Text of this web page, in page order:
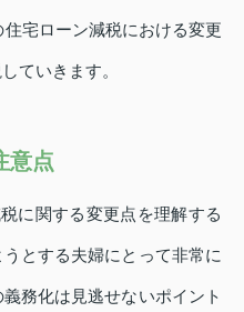
宅ローン減税における変更
ていきます。
意点
に関する変更点を理解する
とする夫婦にとって非常に
務化は見逃せないポイント